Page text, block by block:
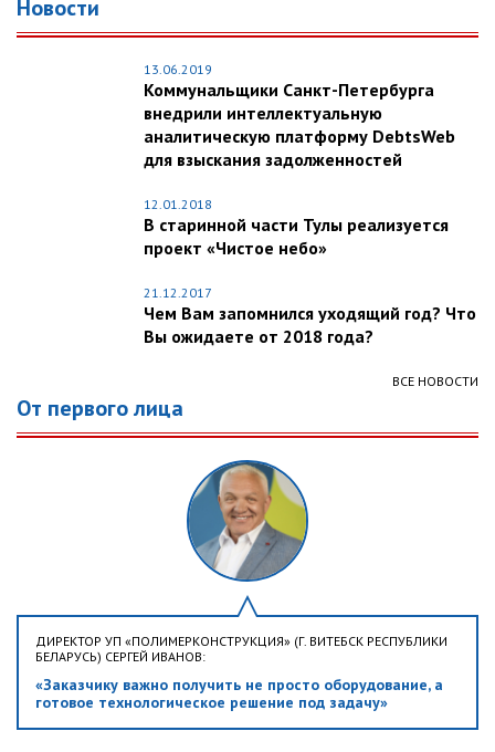
Новости
13.06.2019
Коммунальщики Санкт-Петербурга
внедрили интеллектуальную
аналитическую платформу DebtsWeb
для взыскания задолженностей
12.01.2018
В старинной части Тулы реализуется
проект «Чистое небо»
21.12.2017
Чем Вам запомнился уходящий год? Что
Вы ожидаете от 2018 года?
ВСЕ НОВОСТИ
От первого лица
ДИРЕКТОР УП «ПОЛИМЕРКОНСТРУКЦИЯ» (Г. ВИТЕБСК РЕСПУБЛИКИ
БЕЛАРУСЬ) СЕРГЕЙ ИВАНОВ:
«Заказчику важно получить не просто оборудование, а
готовое технологическое решение под задачу»